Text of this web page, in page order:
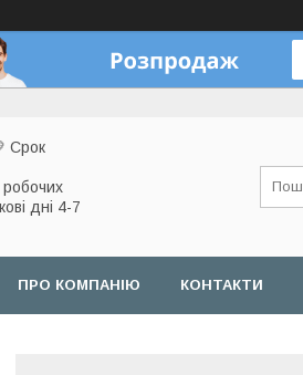
Срок
дні 4-7
ПРО КОМПАНІЮ КОНТАКТИ